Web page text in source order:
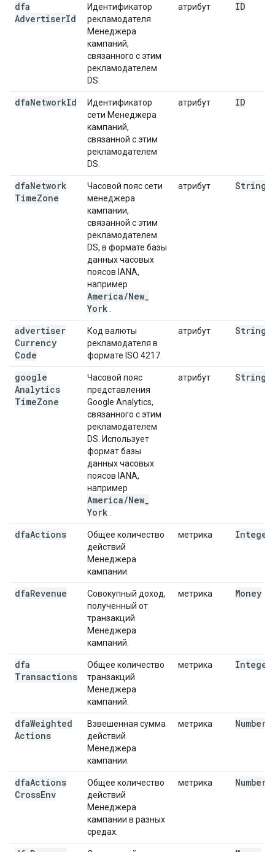
dfa
AdvertiserId
Идентификатор
рекламодателя
Менеджера
кампаний,
связанного с этим
рекламодателем
DS.
атрибут ID
dfaNetworkId
Идентификатор
сети Менеджера
кампаний,
связанной с этим
рекламодателем
DS.
атрибут ID
dfaNetwork
TimeZone
Часовой пояс сети
менеджера
кампании,
связанной с этим
рекламодателем
DS, в формате базы
данных часовых
поясов IANA,
например
America/New
York
атрибут String
advertiser
Currency
Code
Код валюты
рекламодателя в
формате ISO 4217.
атрибут String
google
Analytics
TimeZone
Часовой пояс
представления
Google Analytics,
связанного с этим
рекламодателем
DS. Использует
формат базы
данных часовых
поясов IANA,
например
America/New
York
атрибут String
dfaActions
Общее количество
действий
Менеджера
кампании.
метрика Integer
dfaRevenue
Совокупный доход,
полученный от
транзакций
Менеджера
кампаний.
метрика Money
dfa
Transactions
Общее количество
транзакций
Менеджера
кампаний.
метрика Integer
dfaWeighted
Actions
Взвешенная сумма
действий
Менеджера
кампании.
метрика Number
dfaActions
CrossEnv
Общее количество
действий
Менеджера
кампании в разных
средах.
метрика Number